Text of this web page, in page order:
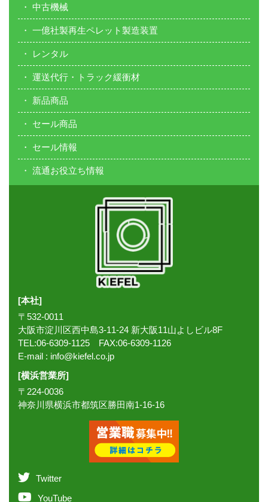
中古機械
一億社製再生ペレット製造装置
レンタル
運送代行・トラック緩衝材
新品商品
セール商品
セール情報
流通お役立ち情報
[本社]
〒532-0011
大阪市淀川区西中島3-11-24 新大阪11山よしビル8F
TEL:06-6309-1125 FAX:06-6309-1126
E-mail : info@kiefel.co.jp
[横浜営業所]
〒224-0036
神奈川県横浜市都筑区勝田南1-16-16
Twitter
YouTube